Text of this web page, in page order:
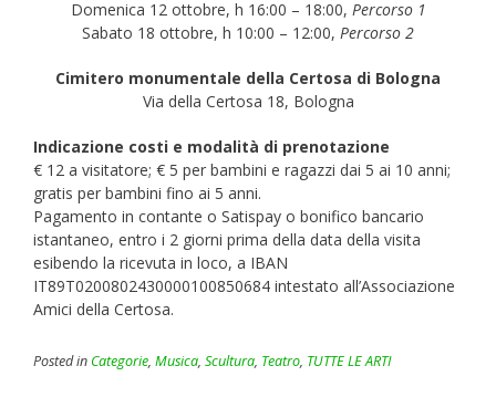
Domenica 12 ottobre, h 16:00 – 18:00, Percorso 1
Sabato 18 ottobre, h 10:00 – 12:00, Percorso 2
Cimitero monumentale della Certosa di Bologna
Via della Certosa 18, Bologna
Indicazione costi e modalità di prenotazione
€ 12 a visitatore; € 5 per bambini e ragazzi dai 5 ai 10 anni;
gratis per bambini fino ai 5 anni.
Pagamento in contante o Satispay o bonifico bancario
istantaneo, entro i 2 giorni prima della data della visita
esibendo la ricevuta in loco, a IBAN
IT89T0200802430000100850684 intestato all’Associazione
Amici della Certosa.
Posted in Categorie, Musica, Scultura, Teatro, TUTTE LE ARTI